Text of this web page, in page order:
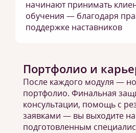
начинают принимать
обучения — благодаря
поддержке наставников
Портфолио и
После каждого модуля —
портфолио. Финальная
консультации, помощь с
заявками — вы выходите
подготовленным